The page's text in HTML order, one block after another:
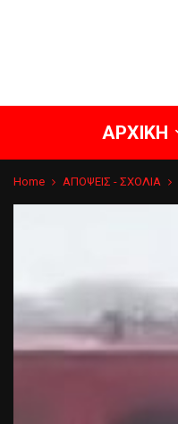
ΑΡΧΙΚΗ
Home ΑΠΟΨΕΙΣ - ΣΧΟΛΙΑ